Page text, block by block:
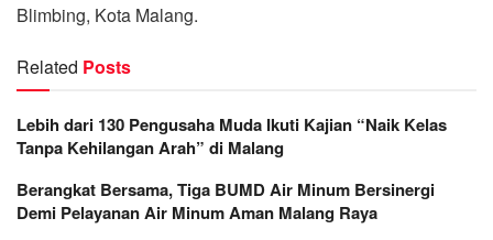
Blimbing, Kota Malang.
Related Posts
Lebih dari 130 Pengusaha Muda Ikuti Kajian “Naik Kelas
Tanpa Kehilangan Arah” di Malang
Berangkat Bersama, Tiga BUMD Air Minum Bersinergi
Demi Pelayanan Air Minum Aman Malang Raya